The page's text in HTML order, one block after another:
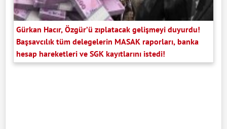
Gürkan Hacır, Özgür’ü zıplatacak gelişmeyi duyurdu!
Başsavcılık tüm delegelerin MASAK raporları, banka
hesap hareketleri ve SGK kayıtlarını istedi!